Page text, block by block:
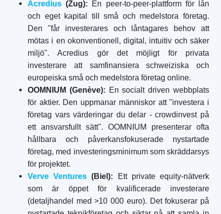
Acredius (Zug): En peer-to-peer-plattform för lån
och eget kapital till små och medelstora företag.
Den "får investerares och låntagares behov att
mötas i en okonventionell, digital, intuitiv och säker
miljö". Acredius gör det möjligt för privata
investerare att samfinansiera schweiziska och
europeiska små och medelstora företag online.
OOMNIUM (Genève): En socialt driven webbplats
för aktier. Den uppmanar människor att "investera i
företag vars värderingar du delar - crowdinvest på
ett ansvarsfullt sätt". OOMNIUM presenterar ofta
hållbara och påverkansfokuserade nystartade
företag, med investeringsminimum som skräddarsys
för projektet.
Verve Ventures (Biel): Ett private equity-nätverk
som är öppet för kvalificerade investerare
(detaljhandel med >10 000 euro). Det fokuserar på